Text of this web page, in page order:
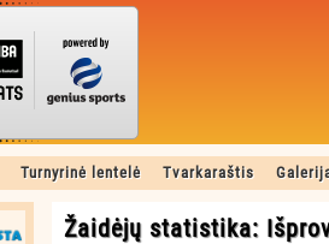
Turnyrinė lentelė Tvarkaraštis
Žaidėjų statistika: